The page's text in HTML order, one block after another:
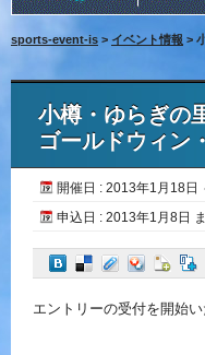
sports-event-is > イベント情報 >
小樽・ゆらぎの
ゴールドウィン
開催日 : 2013年1月18日
申込日 : 2013年1月8日
エントリーの受付を開始い